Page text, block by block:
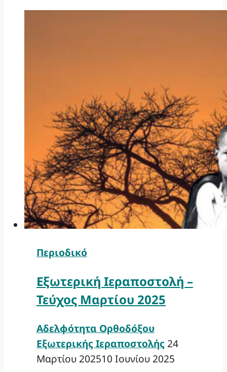
Περιοδικό
Εξωτερική Ιεραποστολή –
Τεύχος Μαρτίου 2025
Αδελφότητα Ορθοδόξου
Εξωτερικής Ιεραποστολής 24
Μαρτίου 202510 Ιουνίου 2025